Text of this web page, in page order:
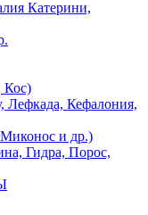
Катерини,
Кефалония,
и др.)
Гидра, Порос,